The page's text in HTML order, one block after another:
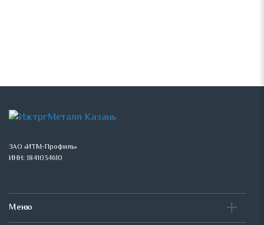
ЗАО «ИТМ-Профиль»
ИНН: 1841034610
Меню